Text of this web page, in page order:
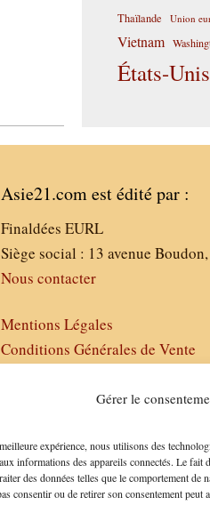
Gérer le
expérience, nous utilisons des
informations des appareils connectés. Le fait
des données telles que le comportement
consentir ou de retirer son consentement
Thaïlande Union
Vietnam
États-Unis
Asie21.com est édité par :
Finaldées EURL
Siège social : 13 avenue
Nous contacter
Mentions Légales
Conditions Générales de Vente